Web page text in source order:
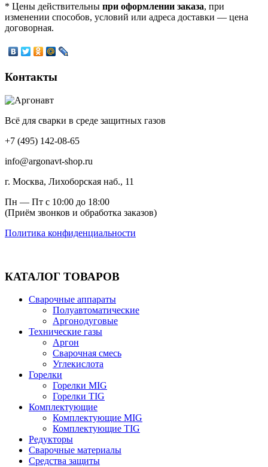
* Цены действительны при оформлении заказа, при
изменении способов, условий или адреса доставки — цена
договорная.
Контакты
Всё для сварки в среде защитных газов
+7 (495) 142-08-65
info@argonavt-shop.ru
г. Москва, Лихоборская наб., 11
Пн — Пт с 10:00 до 18:00
(Приём звонков и обработка заказов)
Политика конфиденциальности
КАТАЛОГ ТОВАРОВ
Сварочные аппараты
Полуавтоматические
Аргонодуговые
Технические газы
Аргон
Сварочная смесь
Углекислота
Горелки
Горелки MIG
Горелки TIG
Комплектующие
Комплектующие MIG
Комплектующие TIG
Редукторы
Сварочные материалы
Средства защиты